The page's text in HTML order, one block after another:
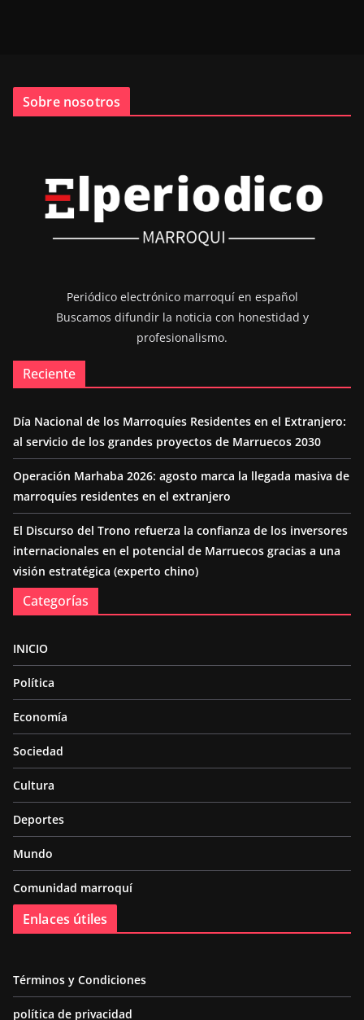
Sobre nosotros
Periódico electrónico marroquí en español
Buscamos difundir la noticia con honestidad y
profesionalismo.
Reciente
Día Nacional de los Marroquíes Residentes en el Extranjero:
al servicio de los grandes proyectos de Marruecos 2030
Operación Marhaba 2026: agosto marca la llegada masiva de
marroquíes residentes en el extranjero
El Discurso del Trono refuerza la confianza de los inversores
internacionales en el potencial de Marruecos gracias a una
visión estratégica (experto chino)
Categorías
INICIO
Política
Economía
Sociedad
Cultura
Deportes
Mundo
Comunidad marroquí
Enlaces útiles
Términos y Condiciones
política de privacidad